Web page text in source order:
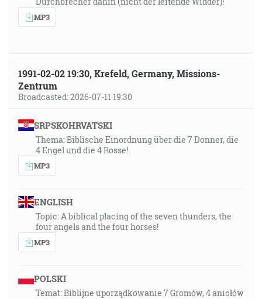
MP3
1991-02-02 19:30, Krefeld, Germany, Missions-
Zentrum
Broadcasted: 2026-07-11 19:30
SRPSKOHRVATSKI
Thema: Biblische Einordnung über die 7 Donner, die
4 Engel und die 4 Rosse!
MP3
ENGLISH
Topic: A biblical placing of the seven thunders, the
four angels and the four horses!
MP3
POLSKI
Temat: Biblijne uporządkowanie 7 Gromów, 4 aniołów